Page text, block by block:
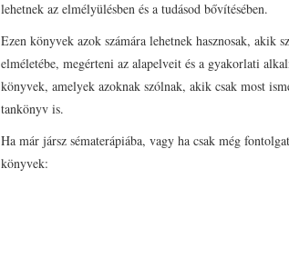
lehetnek az elmélyülésben és a tudásod bővítésében.
Ezen könyvek azok számára lehetnek hasznosak, akik
elméletébe, megérteni az alapelveit és a gyakorlati
könyvek, amelyek azoknak szólnak, akik csak most
tankönyv is.
Ha már jársz sématerápiába, vagy ha csak még
könyvek: